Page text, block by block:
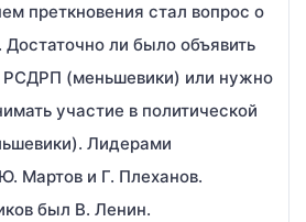
преткновения стал вопрос о
Достаточно ли было объявить
РСДРП (меньшевики) или нужно
участие в политической
Лидерами
Мартов и Г. Плеханов.
был В. Ленин.